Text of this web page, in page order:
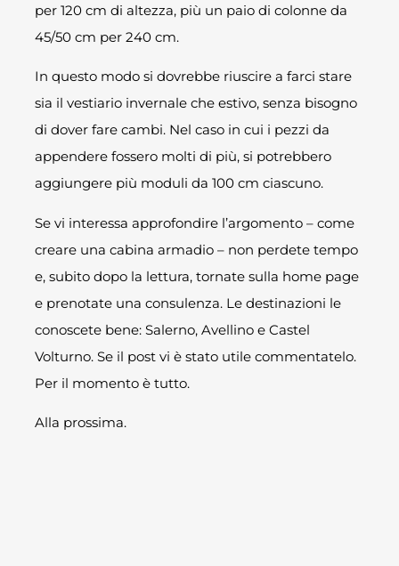
per 120 cm di altezza, più un paio di colonne da
45/50 cm per 240 cm.
In questo modo si dovrebbe riuscire a farci stare
sia il vestiario invernale che estivo, senza bisogno
di dover fare cambi. Nel caso in cui i pezzi da
appendere fossero molti di più, si potrebbero
aggiungere più moduli da 100 cm ciascuno.
Se vi interessa approfondire l’argomento – come
creare una cabina armadio – non perdete tempo
e, subito dopo la lettura, tornate sulla home page
e prenotate una consulenza. Le destinazioni le
conoscete bene: Salerno, Avellino e Castel
Volturno. Se il post vi è stato utile commentatelo.
Per il momento è tutto.
Alla prossima.